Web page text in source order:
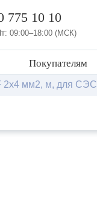
775 10 10
09:00–18:00 (МСК)
Покупателям
2x4 мм2, м, для СЭС